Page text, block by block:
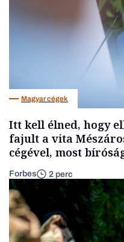
Magyar cégek
Itt kell élned, hogy
fajult a vita
cégével, most
Forbes 2 perc